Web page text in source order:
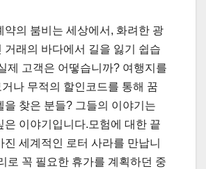
약의 붐비는 세상에서, 화려한 광
거래의 바다에서 길을 잃기 쉽습
제 고객은 어떻습니까? 여행지를
나 무적의 할인코드를 통해 꿈
을 찾은 분들? 그들의 이야기는
은 이야기입니다.모험에 대한 끝
진 세계적인 로터 사라를 만납니
로 꼭 필요한 휴가를 계획하던 중